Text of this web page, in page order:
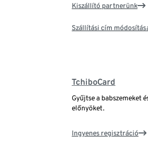
Kiszállító partnerünk
Szállítási cím
TchiboCard
Gyűjtse a babszemeket
előnyöket.
Ingyenes regisztráció